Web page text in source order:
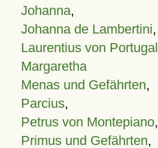
Johanna,
Johanna de Lambertini,
Laurentius von Portugal
Margaretha
Menas und Gefährten,
Parcius,
Petrus von Montepiano,
Primus und Gefährten,